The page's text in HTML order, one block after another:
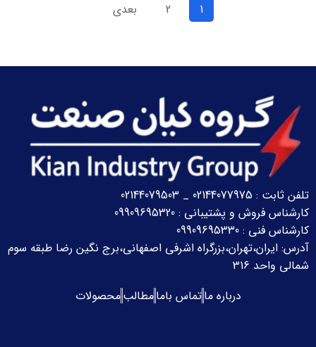
1
2 بعدی
تلفن ثابت : 02144077975 _ 02144079503
کارشناس فروش و پشتیبانی : 09909695320
کارشناس فنی : 09909695330
آدرس: ایران،تهران،بزرگراه اشرفی اصفهانی،برج نگین رضا طبقه سوم
شمالی واحد 316
درباره ماتماس بامامطالبمحصولات